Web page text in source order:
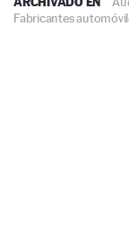
Fabricantes